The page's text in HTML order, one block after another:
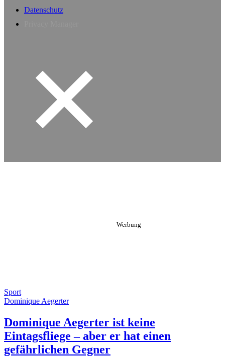
Datenschutz
Sport
Dominique Aegerter
Dominique Aegerter ist keine
Eintagsfliege – aber er hat einen
gefährlichen Gegner